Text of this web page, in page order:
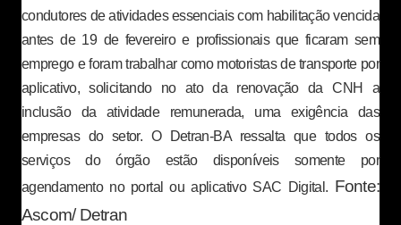
condutores de atividades essenciais com habilitação vencida
antes de 19 de fevereiro e profissionais que ficaram sem
emprego e foram trabalhar como motoristas de transporte por
aplicativo, solicitando no ato da renovação da CNH a
inclusão da atividade remunerada, uma exigência das
empresas do setor. O Detran-BA ressalta que todos os
serviços do órgão estão disponíveis somente por
agendamento no portal ou aplicativo SAC Digital. Fonte:
Ascom/ Detran